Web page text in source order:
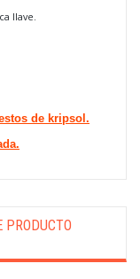
llave.
de kripsol.
PRODUCTO